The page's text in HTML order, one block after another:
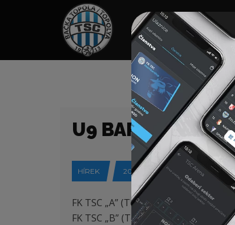
HOME TÁMOGATÓK
U9 BARÁTSÁGOS
HÍREK 2018-05-12
FK TSC „A” (Topolya) – FK Arena „A”
FK TSC „B” (Topolya) – FK Arena „B”